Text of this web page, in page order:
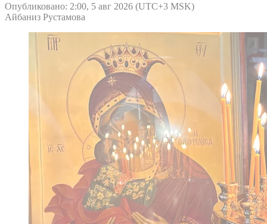
Опубликовано: 2:00, 5 авг 2026 (UTC+3 MSK)
Айбаниз Рустамова